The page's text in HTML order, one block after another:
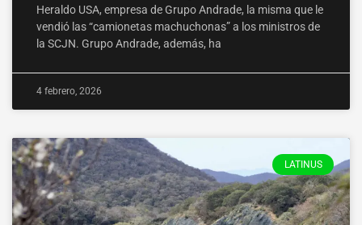
Heraldo USA, empresa de Grupo Andrade, la misma que le
vendió las “camionetas machuchonas” a los ministros de
la SCJN. Grupo Andrade, además, ha
4 febrero, 2026
LATINUS